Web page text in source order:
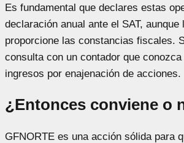
Es fundamental que declares estas
declaración anual ante el SAT,
proporcione las constancias fiscales.
consulta con un contador que
ingresos por enajenación de acciones.
¿Entonces conviene o
GFNORTE es una acción sólida para